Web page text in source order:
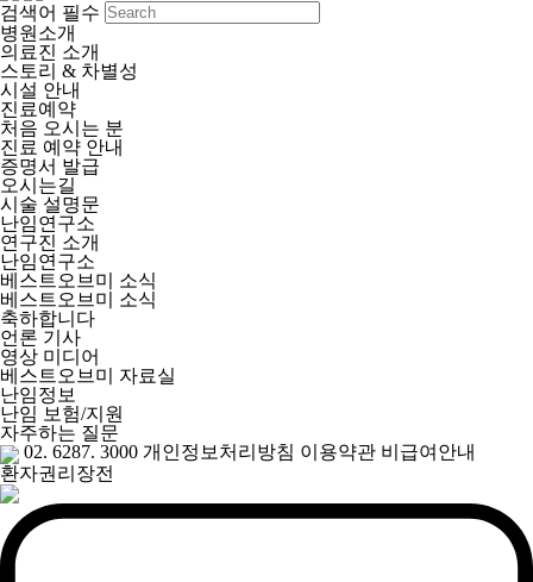
검색어 필수
병원소개
의료진 소개
스토리 & 차별성
시설 안내
진료예약
처음 오시는 분
진료 예약 안내
증명서 발급
오시는길
시술 설명문
난임연구소
연구진 소개
난임연구소
베스트오브미 소식
베스트오브미 소식
축하합니다
언론 기사
영상 미디어
베스트오브미 자료실
난임정보
난임 보험/지원
자주하는 질문
02. 6287. 3000 개인정보처리방침 이용약관 비급여안내
환자권리장전